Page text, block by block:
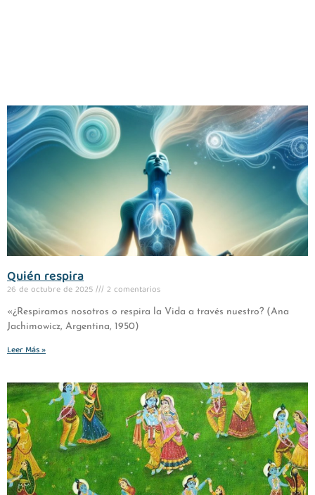
Quién respira
26 de octubre de 2025 2 comentarios
«¿Respiramos nosotros o respira la Vida a través nuestro? (Ana
Jachimowicz, Argentina, 1950)
Leer Más »